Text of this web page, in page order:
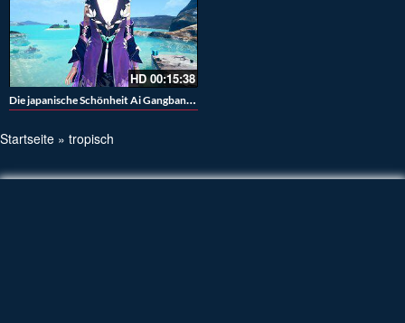
HD00:15:38
Die japanische Schönheit Ai Gangbangs in hd
Startseite » tropisch